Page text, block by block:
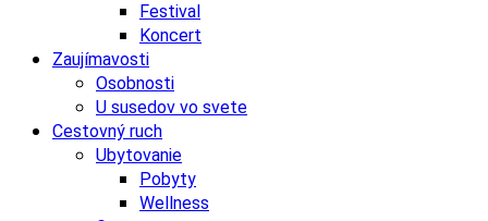
Festival
Koncert
Zaujímavosti
Osobnosti
U susedov vo svete
Cestovný ruch
Ubytovanie
Pobyty
Wellness